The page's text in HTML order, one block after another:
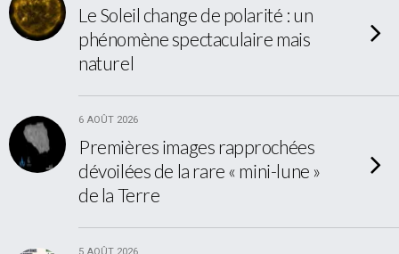
Le Soleil change de polarité : un
phénomène spectaculaire mais
naturel
6 AOÛT 2026
Premières images rapprochées
dévoilées de la rare « mini-lune »
de la Terre